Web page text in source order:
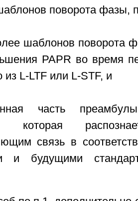
поворота фазы,
шаблонов поворота
PAPR во время
из L-LTF или L-STF, и
часть
которая
связь в
и будущими